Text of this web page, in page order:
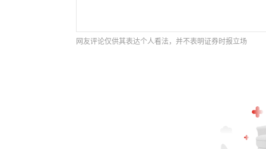
网友评论仅供其表达个人看法，并不表明证券时报立场